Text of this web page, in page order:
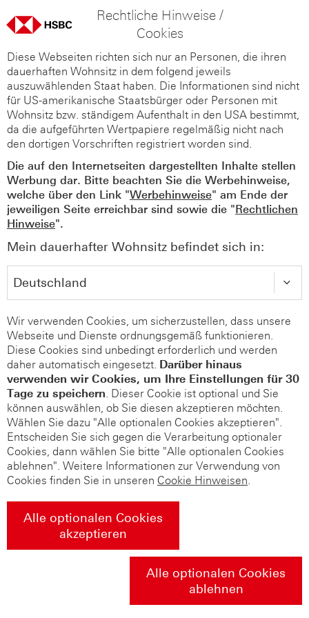
Rechtliche Hinweise /
Cookies
Diese Webseiten richten sich nur an Personen, die ihren
dauerhaften Wohnsitz in dem folgend jeweils
auszuwählenden Staat haben. Die Informationen sind nicht
für US-amerikanische Staatsbürger oder Personen mit
Wohnsitz bzw. ständigem Aufenthalt in den USA bestimmt,
da die aufgeführten Wertpapiere regelmäßig nicht nach
den dortigen Vorschriften registriert worden sind.
Die auf den Internetseiten dargestellten Inhalte stellen
Werbung dar. Bitte beachten Sie die Werbehinweise,
welche über den Link "Werbehinweise" am Ende der
jeweiligen Seite erreichbar sind sowie die "Rechtlichen
Hinweise".
Mein dauerhafter Wohnsitz befindet sich in:
Wir verwenden Cookies, um sicherzustellen, dass unsere
Webseite und Dienste ordnungsgemäß funktionieren.
Diese Cookies sind unbedingt erforderlich und werden
daher automatisch eingesetzt. Darüber hinaus
verwenden wir Cookies, um Ihre Einstellungen für 30
Tage zu speichern. Dieser Cookie ist optional und Sie
können auswählen, ob Sie diesen akzeptieren möchten.
Wählen Sie dazu "Alle optionalen Cookies akzeptieren".
Entscheiden Sie sich gegen die Verarbeitung optionaler
Cookies, dann wählen Sie bitte "Alle optionalen Cookies
ablehnen". Weitere Informationen zur Verwendung von
Cookies finden Sie in unseren Cookie Hinweisen.
Alle optionalen Cookies
akzeptieren
Alle optionalen Cookies
ablehnen